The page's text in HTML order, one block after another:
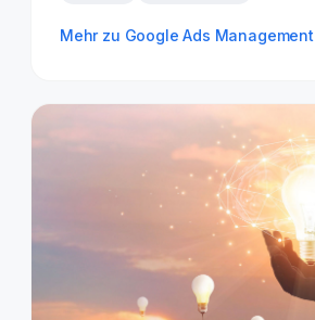
Mehr zu Google Ads Management